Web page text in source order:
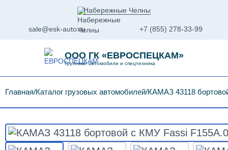
Набережные Челны
sale@esk-auto.ru +7 (855) 278-33-99
ООО ГК «ЕВРОСПЕЦКАМ»
Грузовые автомобили и спецтехника
Главная Каталог грузовых автомобилей КАМАЗ 43118